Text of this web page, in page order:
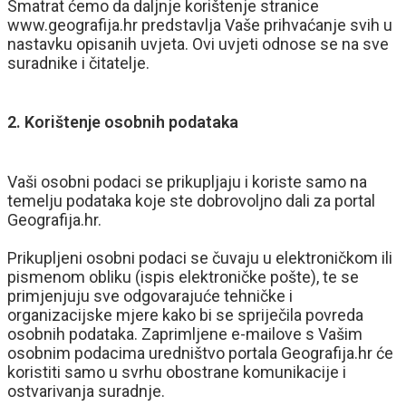
Smatrat ćemo da daljnje korištenje stranice
www.geografija.hr predstavlja Vaše prihvaćanje svih u
nastavku opisanih uvjeta. Ovi uvjeti odnose se na sve
suradnike i čitatelje.
2. Korištenje osobnih podataka
Vaši osobni podaci se prikupljaju i koriste samo na
temelju podataka koje ste dobrovoljno dali za portal
Geografija.hr.
Prikupljeni osobni podaci se čuvaju u elektroničkom ili
pismenom obliku (ispis elektroničke pošte), te se
primjenjuju sve odgovarajuće tehničke i
organizacijske mjere kako bi se spriječila povreda
osobnih podataka. Zaprimljene e-mailove s Vašim
osobnim podacima uredništvo portala Geografija.hr će
koristiti samo u svrhu obostrane komunikacije i
ostvarivanja suradnje.